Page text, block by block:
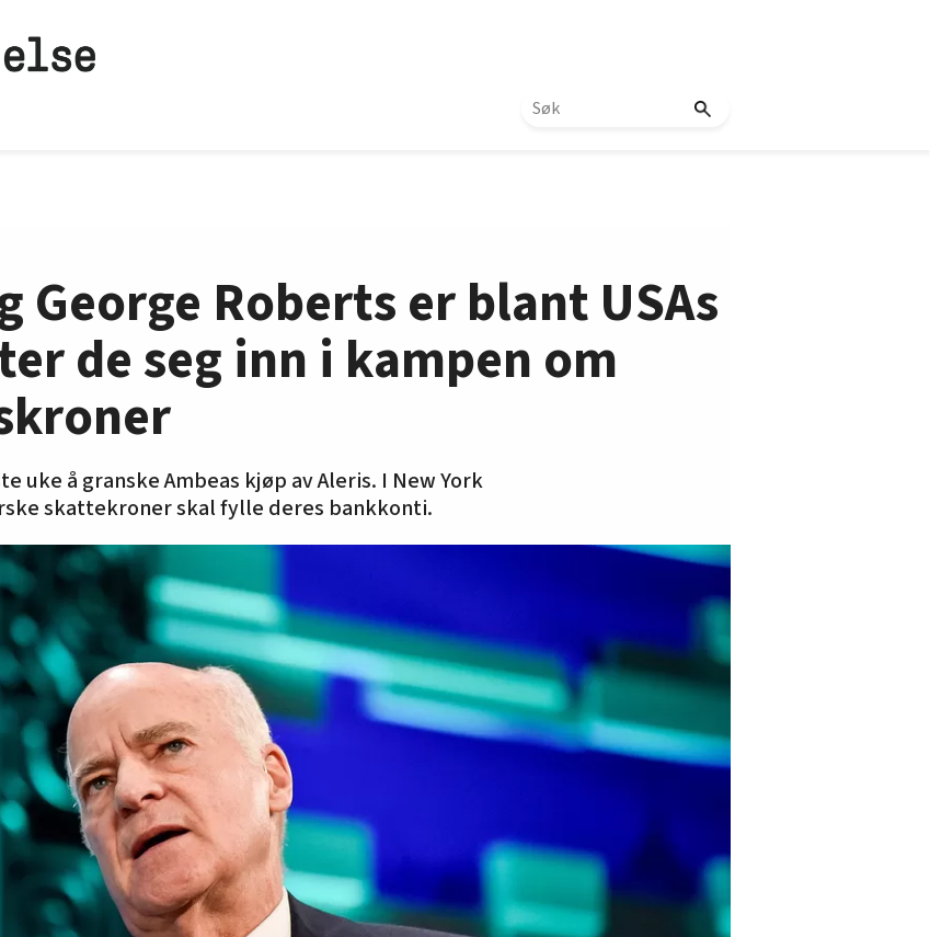
George Roberts er blant USAs
de seg inn i kampen om
uke å granske Ambeas kjøp av Aleris. I New York
skattekroner skal fylle deres bankkonti.